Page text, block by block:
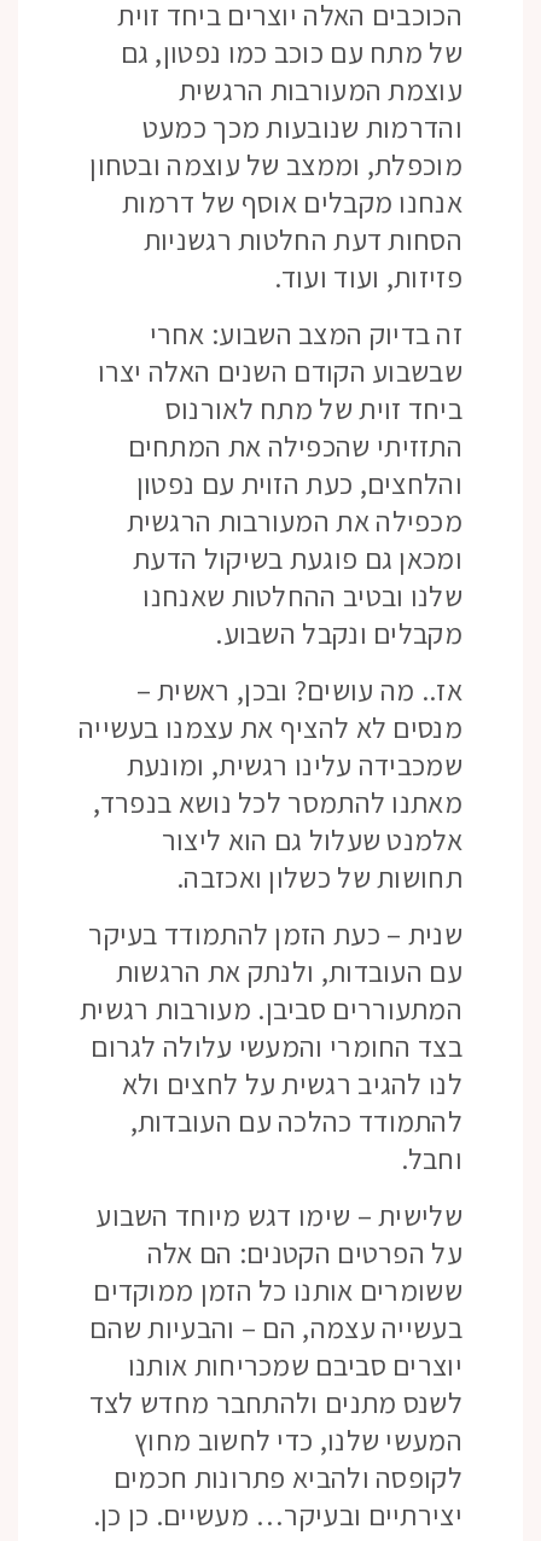
הכוכבים האלה יוצרים ביחד זוית
של מתח עם כוכב כמו נפטון, גם
עוצמת המעורבות הרגשית
והדרמות שנובעות מכך כמעט
מוכפלת, וממצב של עוצמה ובטחון
אנחנו מקבלים אוסף של דרמות
הסחות דעת החלטות רגשניות
פזיזות, ועוד ועוד.
זה בדיוק המצב השבוע: אחרי
שבשבוע הקודם השנים האלה יצרו
ביחד זוית של מתח לאורנוס
התזזיתי שהכפילה את המתחים
והלחצים, כעת הזוית עם נפטון
מכפילה את המעורבות הרגשית
ומכאן גם פוגעת בשיקול הדעת
שלנו ובטיב ההחלטות שאנחנו
מקבלים ונקבל השבוע.
אז.. מה עושים? ובכן, ראשית –
מנסים לא להציף את עצמנו בעשייה
שמכבידה עלינו רגשית, ומונעת
מאתנו להתמסר לכל נושא בנפרד,
אלמנט שעלול גם הוא ליצור
תחושות של כשלון ואכזבה.
שנית – כעת הזמן להתמודד בעיקר
עם העובדות, ולנתק את הרגשות
המתעוררים סביבן. מעורבות רגשית
בצד החומרי והמעשי עלולה לגרום
לנו להגיב רגשית על לחצים ולא
להתמודד כהלכה עם העובדות,
וחבל.
שלישית – שימו דגש מיוחד השבוע
על הפרטים הקטנים: הם אלה
ששומרים אותנו כל הזמן ממוקדים
בעשייה עצמה, הם – והבעיות שהם
יוצרים סביבם שמכריחות אותנו
לשנס מתנים ולהתחבר מחדש לצד
המעשי שלנו, כדי לחשוב מחוץ
לקופסה ולהביא פתרונות חכמים
יצירתיים ובעיקר… מעשיים. כן כן.